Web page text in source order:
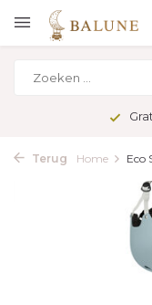
Terug Home Eco